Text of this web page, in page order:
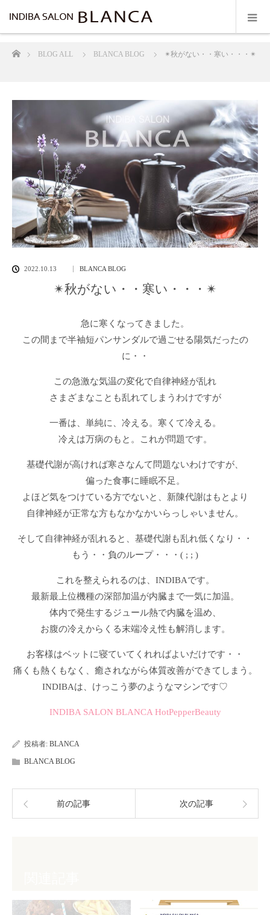
ホームBLOG ALL BLANCA BLOG ✴︎秋がない・・寒い・・・✴︎
2022.10.13 BLANCA BLOG
✴︎秋がない・・寒い・・・✴︎
急に寒くなってきました。
この間まで半袖短パンサンダルで過ごせる陽気だったの
に・・
この急激な気温の変化で自律神経が乱れ
さまざまなことも乱れてしまうわけですが
一番は、単純に、冷える。寒くて冷える。
冷えは万病のもと。これが問題です。
基礎代謝が高ければ寒さなんて問題ないわけですが、
偏った食事に睡眠不足。
よほど気をつけている方でないと、新陳代謝はもとより
自律神経が正常な方もなかなかいらっしゃいません。
そして自律神経が乱れると、基礎代謝も乱れ低くなり・・
もう・・負のループ・・・( ; ; )
これを整えられるのは、INDIBAです。
最新最上位機種の深部加温が内臓まで一気に加温。
体内で発生するジュール熱で内臓を温め、
お腹の冷えからくる末端冷え性も解消します。
お客様はベットに寝ていてくれればよいだけです・・
痛くも熱くもなく、癒されながら体質改善ができてしまう。
INDIBAは、けっこう夢のようなマシンです♡
INDIBA SALON BLANCA HotPepperBeauty
投稿者: BLANCA
BLANCA BLOG
前の記事 次の記事